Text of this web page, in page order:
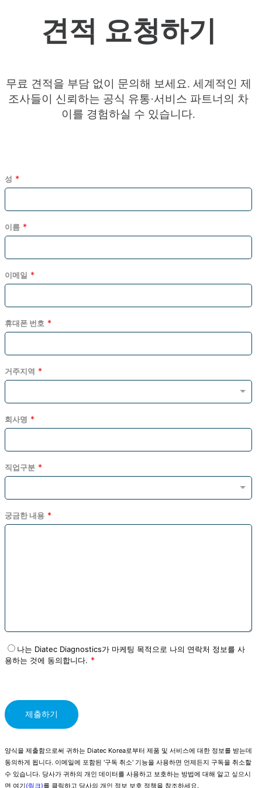
견적 요청하기
무료 견적을 부담 없이 문의해 보세요. 세계적인 제
조사들이 신뢰하는 공식 유통·서비스 파트너의 차
이를 경험하실 수 있습니다.
성
이름
이메일
휴대폰 번호
거주지역
회사명
직업구분
궁금한 내용
나는 Diatec Diagnostics가 마케팅 목적으로 나의 연락처 정보를 사
용하는 것에 동의합니다.
양식을 제출함으로써 귀하는 Diatec Korea로부터 제품 및 서비스에 대한 정보를 받는데
동의하게 됩니다. 이메일에 포함된 '구독 취소' 기능을 사용하면 언제든지 구독을 취소할
수 있습니다. 당사가 귀하의 개인 데이터를 사용하고 보호하는 방법에 대해 알고 싶으시
면 여기(링크)를 클릭하고 당사의 개인 정보 보호 정책을 참조하세요.